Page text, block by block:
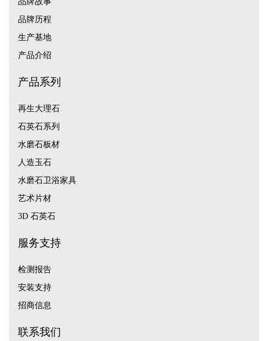
品牌历程
生产基地
产品介绍
产品系列
再生大理石
石英石系列
水磨石板材
人造玉石
水磨石卫浴家具
艺术片材
3D 石英石
服务支持
检测报告
安装支持
招商信息
联系我们